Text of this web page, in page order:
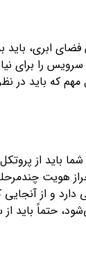
ابری، باید
را برای
که باید در
باید از
هویت
دارد و از
حتماً باید